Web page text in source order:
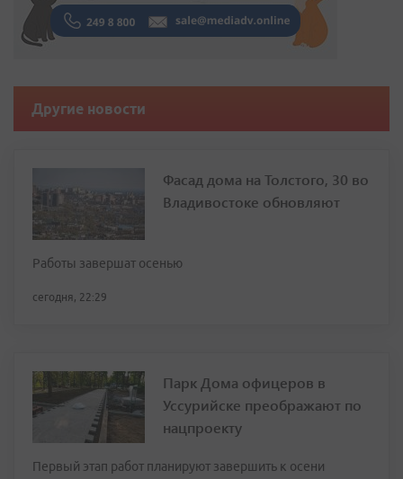
Другие новости
Фасад дома на Толстого, 30 во
Владивостоке обновляют
Работы завершат осенью
сегодня, 22:29
Парк Дома офицеров в
Уссурийске преображают по
нацпроекту
Первый этап работ планируют завершить к осени